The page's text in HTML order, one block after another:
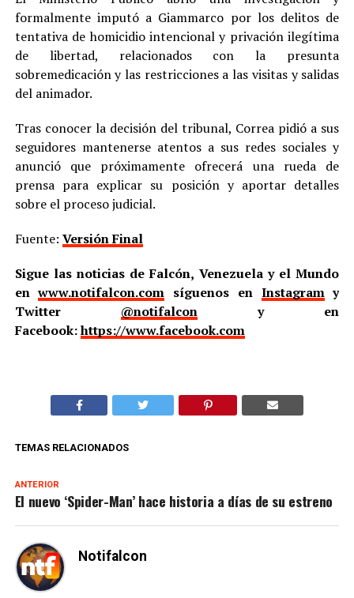
formalmente imputó a Giammarco por los delitos de
tentativa de homicidio intencional y privación ilegítima
de libertad, relacionados con la presunta
sobremedicación y las restricciones a las visitas y salidas
del animador.
Tras conocer la decisión del tribunal, Correa pidió a sus
seguidores mantenerse atentos a sus redes sociales y
anunció que próximamente ofrecerá una rueda de
prensa para explicar su posición y aportar detalles
sobre el proceso judicial.
Fuente: Versión Final
Sigue las noticias de Falcón, Venezuela y el Mundo
enwww.notifalcon.com síguenos en Instagramy
Twitter @notifalcony en
Facebook:https://www.facebook.com
TEMAS RELACIONADOS
ANTERIOR
El nuevo ‘Spider-Man’ hace historia a días de su estreno
Notifalcon